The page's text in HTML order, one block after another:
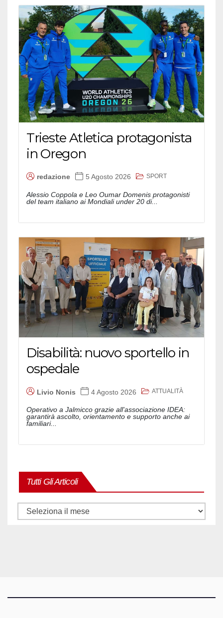
Trieste Atletica protagonista
in Oregon
redazione 5 Agosto 2026 SPORT
Alessio Coppola e Leo Oumar Domenis protagonisti
del team italiano ai Mondiali under 20 di...
Disabilità: nuovo sportello in
ospedale
Livio Nonis 4 Agosto 2026 ATTUALITÀ
Operativo a Jalmicco grazie all'associazione IDEA:
garantirà ascolto, orientamento e supporto anche ai
familiari...
Tutti Gli Articoli
Tutti